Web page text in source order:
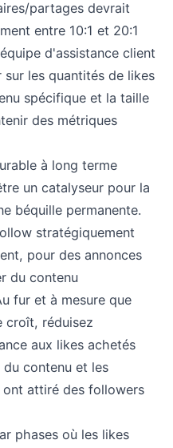
partages devrait
entre 10:1 et 20:1
d'assistance client
les quantités de likes
spécifique et la taille
des métriques
à long terme
un catalyseur pour la
béquille permanente.
stratégiquement
pour des annonces
du contenu
fur et à mesure que
croît, réduisez
aux likes achetés
contenu et les
attiré des followers
phases où les likes